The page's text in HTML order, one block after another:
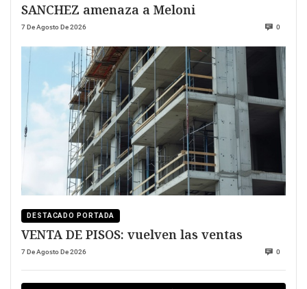
SANCHEZ amenaza a Meloni
7 De Agosto De 2026 0
DESTACADO PORTADA
VENTA DE PISOS: vuelven las ventas
7 De Agosto De 2026 0